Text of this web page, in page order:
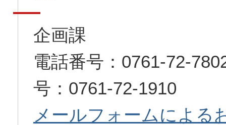
企画課
電話番号：0761-72-
号：0761-72-1910
メールフォームによる